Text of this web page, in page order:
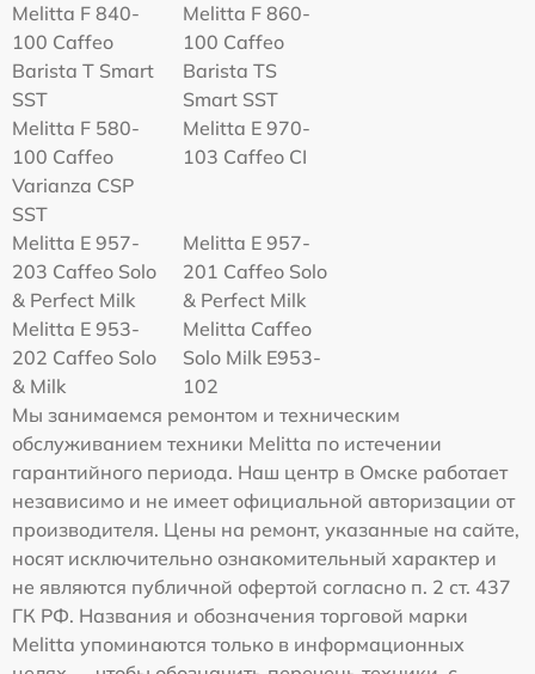
Melitta F 840-
100 Caffeo
Barista T Smart
SST
Melitta F 860-
100 Caffeo
Barista TS
Smart SST
Melitta F 580-
100 Caffeo
Varianza CSP
SST
Melitta Е 970-
103 Caffeo CI
Melitta E 957-
203 Caffeo Solo
& Perfect Milk
Melitta E 957-
201 Caffeo Solo
& Perfect Milk
Melitta Е 953-
202 Caffeo Solo
& Milk
Melitta Caffeo
Solo Milk E953-
102
Мы занимаемся ремонтом и техническим
обслуживанием техники Melitta по истечении
гарантийного периода. Наш центр в Омске работает
независимо и не имеет официальной авторизации от
производителя. Цены на ремонт, указанные на сайте,
носят исключительно ознакомительный характер и
не являются публичной офертой согласно п. 2 ст. 437
ГК РФ. Названия и обозначения торговой марки
Melitta упоминаются только в информационных